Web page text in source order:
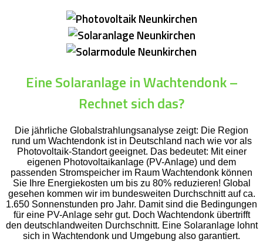
Eine Solaranlage in Wachtendonk –
Rechnet sich das?
Die jährliche Globalstrahlungsanalyse zeigt: Die Region
rund um Wachtendonk ist in Deutschland nach wie vor als
Photovoltaik-Standort geeignet. Das bedeutet: Mit einer
eigenen Photovoltaikanlage (PV-Anlage) und dem
passenden Stromspeicher im Raum Wachtendonk können
Sie Ihre Energiekosten um bis zu 80% reduzieren! Global
gesehen kommen wir im bundesweiten Durchschnitt auf ca.
1.650 Sonnenstunden pro Jahr. Damit sind die Bedingungen
für eine PV-Anlage sehr gut. Doch Wachtendonk übertrifft
den deutschlandweiten Durchschnitt. Eine Solaranlage lohnt
sich in Wachtendonk und Umgebung also garantiert.